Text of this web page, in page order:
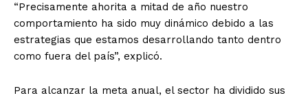
“Precisamente ahorita a mitad de año nuestro
comportamiento ha sido muy dinámico debido a las
estrategias que estamos desarrollando tanto dentro
como fuera del país”, explicó.
Para alcanzar la meta anual, el sector ha dividido sus